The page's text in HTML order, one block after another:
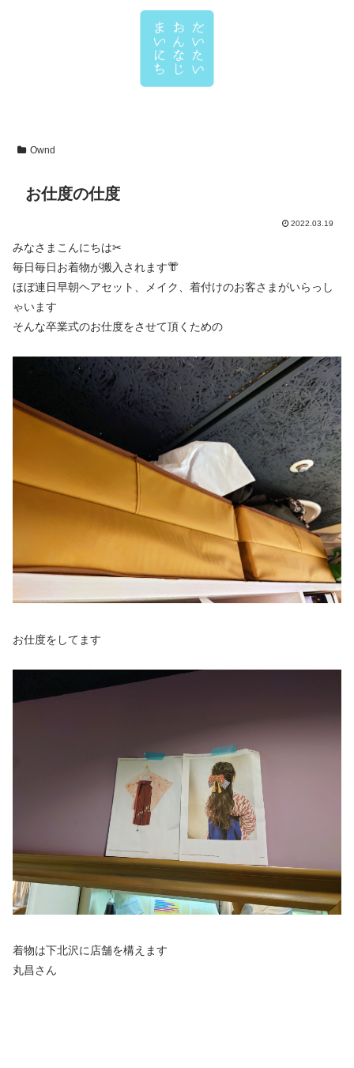
Ownd
お仕度の仕度
2022.03.19
みなさまこんにちは✂
毎日毎日お着物が搬入されます👘
ほぼ連日早朝ヘアセット、メイク、着付けのお客さまがいらっし
ゃいます
そんな卒業式のお仕度をさせて頂くための
お仕度をしてます
着物は下北沢に店舗を構えます
丸昌さん